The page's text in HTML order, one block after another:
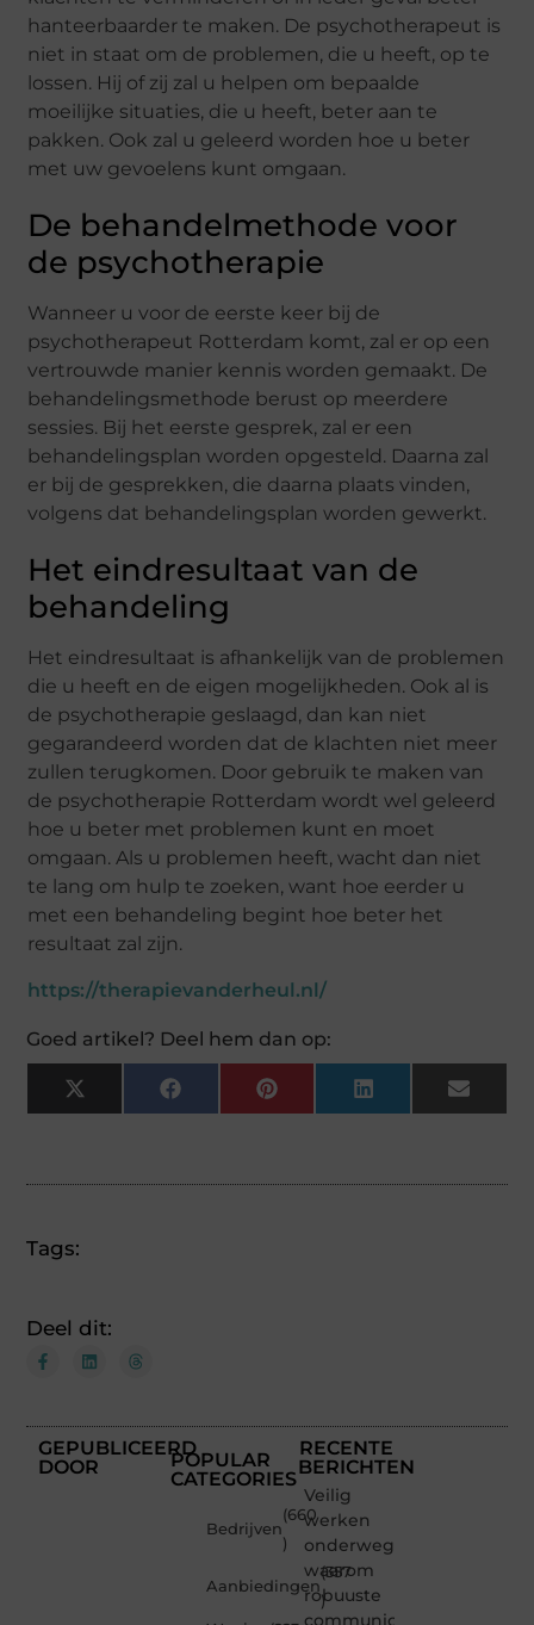
hanteerbaarder te maken. De psychotherapeut is
niet in staat om de problemen, die u heeft, op te
lossen. Hij of zij zal u helpen om bepaalde
moeilijke situaties, die u heeft, beter aan te
pakken. Ook zal u geleerd worden hoe u beter
met uw gevoelens kunt omgaan.
De behandelmethode voor
de psychotherapie
Wanneer u voor de eerste keer bij de
psychotherapeut Rotterdam komt, zal er op een
vertrouwde manier kennis worden gemaakt. De
behandelingsmethode berust op meerdere
sessies. Bij het eerste gesprek, zal er een
behandelingsplan worden opgesteld. Daarna zal
er bij de gesprekken, die daarna plaats vinden,
volgens dat behandelingsplan worden gewerkt.
Het eindresultaat van de
behandeling
Het eindresultaat is afhankelijk van de problemen
die u heeft en de eigen mogelijkheden. Ook al is
de psychotherapie geslaagd, dan kan niet
gegarandeerd worden dat de klachten niet meer
zullen terugkomen. Door gebruik te maken van
de psychotherapie Rotterdam wordt wel geleerd
hoe u beter met problemen kunt en moet
omgaan. Als u problemen heeft, wacht dan niet
te lang om hulp te zoeken, want hoe eerder u
met een behandeling begint hoe beter het
resultaat zal zijn.
https://therapievanderheul.nl/
Goed artikel? Deel hem dan op:
X
(Twitter)
FacebookPinterestLinkedInEmail
Tags:
Deel dit:
GEPUBLICEERD
DOOR
POPULAR
CATEGORIES
Bedrijven
(660
)
Aanbiedingen
(357
)
RECENTE
BERICHTEN
Veilig
werken
onderweg:
waarom
robuuste
communicatiemiddelen